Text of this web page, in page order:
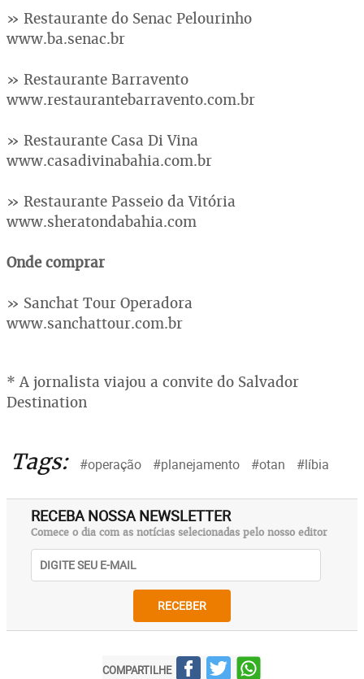
» Restaurante do Senac Pelourinho
www.ba.senac.br
» Restaurante Barravento
www.restaurantebarravento.com.br
» Restaurante Casa Di Vina
www.casadivinabahia.com.br
» Restaurante Passeio da Vitória
www.sheratondabahia.com
Onde comprar
» Sanchat Tour Operadora
www.sanchattour.com.br
* A jornalista viajou a convite do Salvador
Destination
Tags: #operação #planejamento #otan #líbia
RECEBA NOSSA NEWSLETTER
Comece o dia com as notícias selecionadas pelo nosso editor
RECEBER
COMPARTILHE